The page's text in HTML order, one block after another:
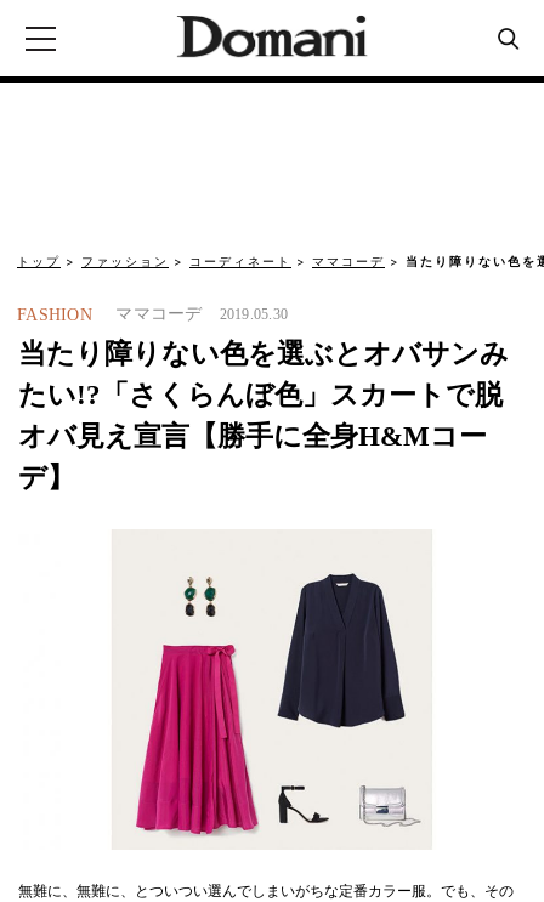
トップ ファッション コーディネート ママコーデ 当たり障りない色
FASHION ママコーデ 2019.05.30
当たり障りない色を選ぶとオバサンみ
たい!?「さくらんぼ色」スカートで脱
オバ見え宣言【勝手に全身H&Mコー
デ】
無難に、無難に、とついつい選んでしまいがちな定番カラー服。でも、その